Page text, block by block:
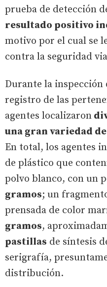
prueba de detección
resultado positivo
motivo por el cual se
contra la seguridad
Durante la inspección
registro de las
agentes localizaron
una gran variedad
En total, los agentes
de plástico que
polvo blanco, con un
gramos; un
prensada de color
gramos,
pastillas de síntesis
serigrafía,
distribución.